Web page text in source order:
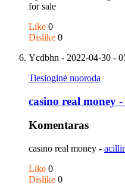
for sale
Like 0
Dislike 0
Ycdbhn - 2022-04-30 -
Tiesioginė nuoroda
casino real money
Komentaras
casino real money -
Like 0
Dislike 0